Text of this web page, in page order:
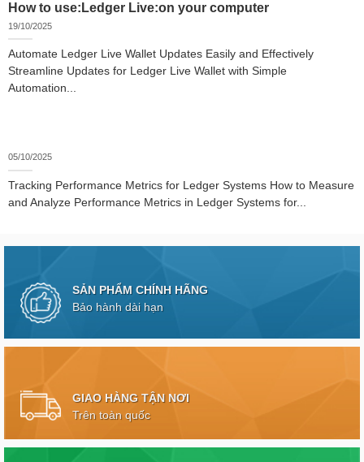
How to use:Ledger Live:on your computer
19/10/2025
Automate Ledger Live Wallet Updates Easily and Effectively
Streamline Updates for Ledger Live Wallet with Simple
Automation...
05/10/2025
Tracking Performance Metrics for Ledger Systems How to Measure
and Analyze Performance Metrics in Ledger Systems for...
SẢN PHẨM CHÍNH HÃNG
Bảo hành dài hạn
GIAO HÀNG TẬN NƠI
Trên toàn quốc